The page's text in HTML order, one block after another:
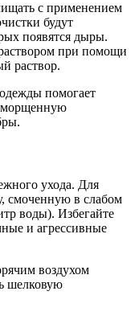
с применением
будут
появятся дыры.
при помощи
раствор.
помогает
ухода. Для
смоченную в слабом
воды). Избегайте
и агрессивные
воздухом
шелковую